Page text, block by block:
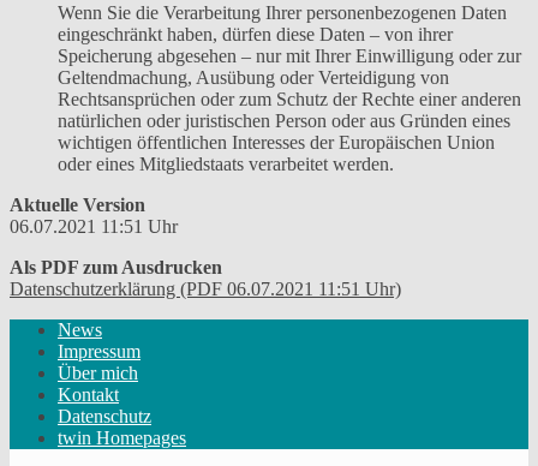
Wenn Sie die Verarbeitung Ihrer personenbezogenen Daten
eingeschränkt haben, dürfen diese Daten – von ihrer
Speicherung abgesehen – nur mit Ihrer Einwilligung oder zur
Geltendmachung, Ausübung oder Verteidigung von
Rechtsansprüchen oder zum Schutz der Rechte einer anderen
natürlichen oder juristischen Person oder aus Gründen eines
wichtigen öffentlichen Interesses der Europäischen Union
oder eines Mitgliedstaats verarbeitet werden.
Aktuelle Version
06.07.2021 11:51 Uhr
Als PDF zum Ausdrucken
Datenschutzerklärung (PDF 06.07.2021 11:51 Uhr)
News
Impressum
Über mich
Kontakt
Datenschutz
twin Homepages